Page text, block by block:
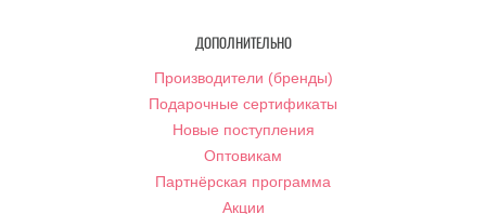
ДОПОЛНИТЕЛЬНО
Производители (бренды)
Подарочные сертификаты
Новые поступления
Оптовикам
Партнёрская программа
Акции